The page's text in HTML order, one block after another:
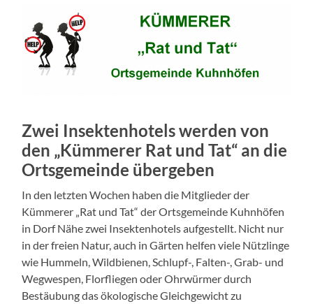
Zwei Insektenhotels werden von
den „Kümmerer Rat und Tat“ an die
Ortsgemeinde übergeben
In den letzten Wochen haben die Mitglieder der
Kümmerer „Rat und Tat“ der Ortsgemeinde Kuhnhöfen
in Dorf Nähe zwei Insektenhotels aufgestellt. Nicht nur
in der freien Natur, auch in Gärten helfen viele Nützlinge
wie Hummeln, Wildbienen, Schlupf-, Falten-, Grab- und
Wegwespen, Florfliegen oder Ohrwürmer durch
Bestäubung das ökologische Gleichgewicht zu